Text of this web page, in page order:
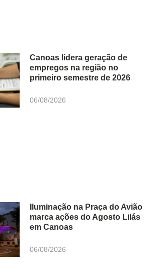
Canoas lidera geração de
empregos na região no
primeiro semestre de 2026
06/08/2026
Iluminação na Praça do Avião
marca ações do Agosto Lilás
em Canoas
06/08/2026